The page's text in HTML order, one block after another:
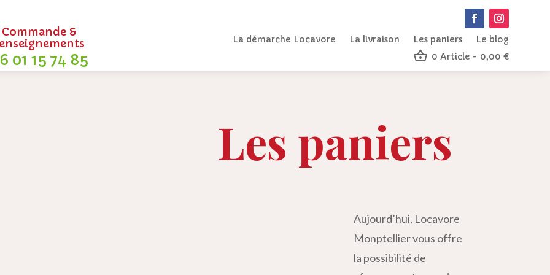
Commande &
01 15 74 85
La démarche Locavore La livraison Les paniers
Le blog
0 Article
0,00 €
Les paniers
Aujourd’hui, Locavore
Monptellier vous offre
la possibilité de